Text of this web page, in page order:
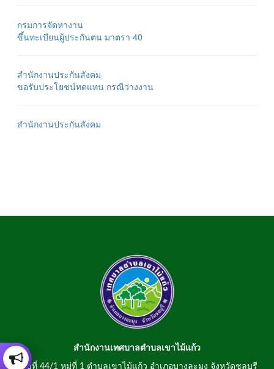
กรมการจัดหางาน
ขึ้นทะเบียนผู้ประกันตน มาตรา 40
สำนักงานประกันสังคม
ขอรับประโยชน์ทดแทน กรณีว่างงาน
สำนักงานประกันสังคม
สำนักงานเทศบาลตำบลเขาไม้แก้ว
เลขที่ 44/1 หมู่ที่ 1 ตำบลเขาไม้แก้ว อำเภอบางละมุง จังหวัดชลบุรี